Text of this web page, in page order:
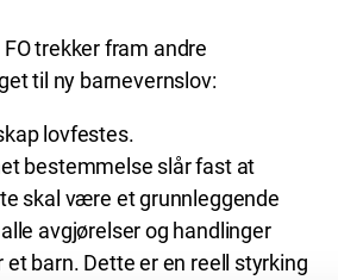
trekker fram andre
til ny barnevernslov:
lovfestes.
bestemmelse slår fast at
skal være et grunnleggende
avgjørelser og handlinger
et barn. Dette er en reell styrking